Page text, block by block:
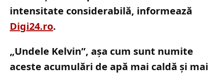
intensitate considerabilă, informează
Digi24.ro.
„Undele Kelvin”, așa cum sunt numite
aceste acumulări de apă mai caldă și mai